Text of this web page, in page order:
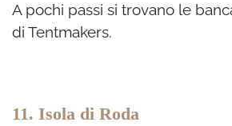
A pochi passi si trovano le
di Tentmakers.
11. Isola di Roda